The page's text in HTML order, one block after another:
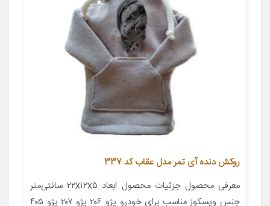
روکش دنده آی تمر مدل عقاب کد 337
معرفی محصول جزئیات محصول ابعاد ۲۲x۱۲x۵ سانتی‌متر
جنس ویسکوز مناسب برای خودرو پژو ۲۰۶ پژو ۲۰۷ پژو ۴۰۵